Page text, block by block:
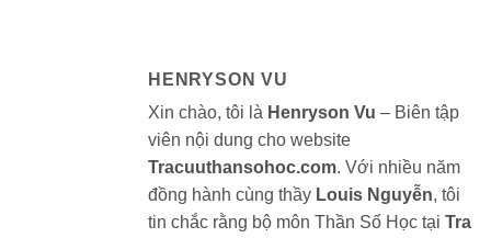
HENRYSON VU
Xin chào, tôi là Henryson Vu – Biên tập
viên nội dung cho website
Tracuuthansohoc.com. Với nhiều năm
đồng hành cùng thầy Louis Nguyễn, tôi
tin chắc rằng bộ môn Thần Số Học tại Tra